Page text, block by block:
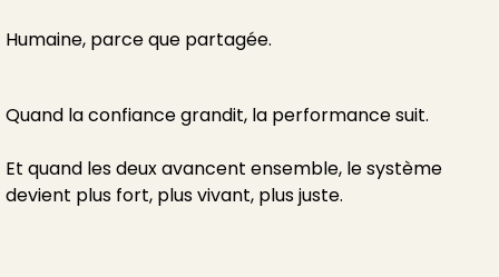
Humaine, parce que partagée.
Quand la confiance grandit, la performance suit.
Et quand les deux avancent ensemble, le système
devient plus fort, plus vivant, plus juste.